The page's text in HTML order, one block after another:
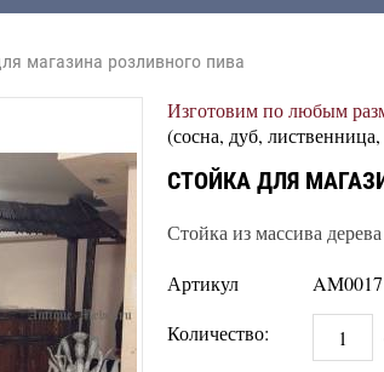
магазина розливного пива
Изготовим по любым
(сосна, дуб, лиственница,
СТОЙКА ДЛЯ
Стойка из массива
Артикул
Количество: